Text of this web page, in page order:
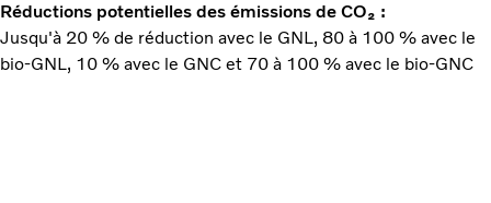
Réductions potentielles des émissions de CO₂ :
Jusqu'à 20 % de réduction avec le GNL, 80 à 100 % avec le
bio-GNL, 10 % avec le GNC et 70 à 100 % avec le bio-GNC